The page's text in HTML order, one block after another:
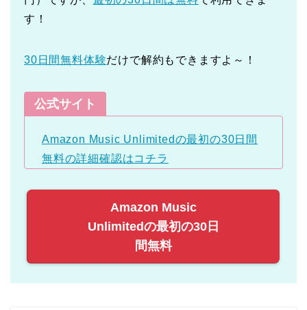
す！
30日間無料体験だけで解約もできますよ～！
公式サイト
Amazon Music Unlimitedの最初の30日間
無料の詳細確認はコチラ
Amazon Music
Unlimitedの最初の30日
間無料